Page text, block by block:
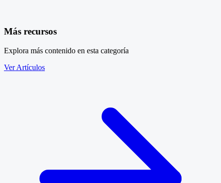
Más recursos
Explora más contenido en esta categoría
Ver Artículos